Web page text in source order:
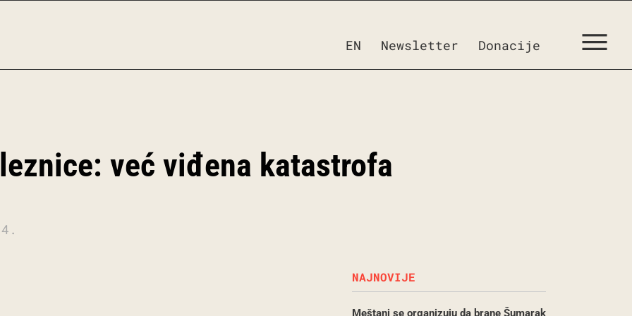
EN Newsletter Donacije
već viđena katastrofa
NAJNOVIJE
Meštani se organizuju da brane Šumarak